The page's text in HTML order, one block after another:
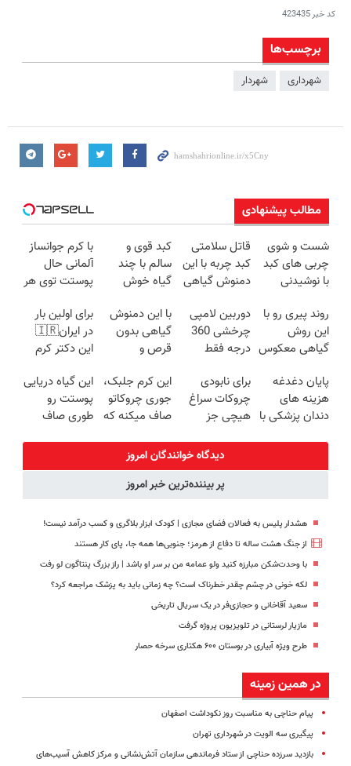
کد خبر423435
برچسب‌ها
شهرداری شهردار
مطالب پیشنهادی
شست و شوی
چربی های کبد
با نوشیدنی
قاتل سلامتی
کبد چربه با این
دمنوش گیاهی
کبد قوی و
سالم با چند
گیاه خوش
با کرم جوانساز
آلمانی حال
پوستت توی هر
خوبه۴۵٪تخفیف
روند پیری رو با
این روش
گیاهی معکوس
دوربین لامپی
چرخشی 360
درجه فقط
🔥 پرداخت
درب منزل
با این دمنوش
گیاهی بدون
قرص و
شیمیایی کبدت
رو پاکسازی کن
برای اولین بار
در ایران🇮🇷
این دکتر کرم
روزه ساخت!
پایان دغدغه
هزینه های
دندان پزشکی با
برای نابودی
چروکات سراغ
هیچی جز
نرو(تخفیف40%)
این کرم جلبک،
جوری چروکاتو
صاف میکنه که
کردی!(تخفیف
ویژه)
این گیاه دریایی
پوستت رو
طوری صاف
شدی🔥
دیدگاه خوانندگان امروز
پر بیننده‌ترین خبر امروز
هشدار پلیس به فعالان فضای مجازی | کودک ابزار بلاگری و کسب درآمد نیست!
از جنگ هشت ساله تا دفاع از هرمز؛ جنوبی‌ها همه جا، پای کار هستند
با وحدت‌شکن مبارزه کنید ولو عمامه من بر سر او باشد | راز بزرگ پنتاگون لو رفت
لکه خونی در چشم چقدر خطرناک است؟ چه زمانی باید به پزشک مراجعه کرد؟
سعید آقاخانی و حجازی‌فر در یک سریال تاریخی
مازیار لرستانی در تلویزیون پروژه گرفت
طرح ویژه آبیاری در بوستان ۶۰۰ هکتاری سرخه حصار
در همین زمینه
پیام حناچی به مناسبت روز نکوداشت اصفهان
پیگیری سه الویت در شهرداری تهران
بازدید سرزده حناچی از ستاد فرماندهی سازمان آتش‌نشانی و مرکز کاهش آسیب‌های